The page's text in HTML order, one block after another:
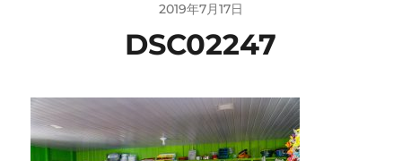
2019年7月17日
DSC02247